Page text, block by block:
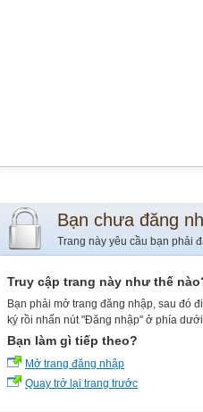
Bạn chưa đăng
Trang này yêu cầu bạn phải
Truy cập trang này như thế
Bạn phải mở trang đăng nhập, sau đó
ký rồi nhấn nút "Đăng nhập" ở phía
Bạn làm gì tiếp theo?
Mở trang đăng nhập
Quay trở lại trang trước